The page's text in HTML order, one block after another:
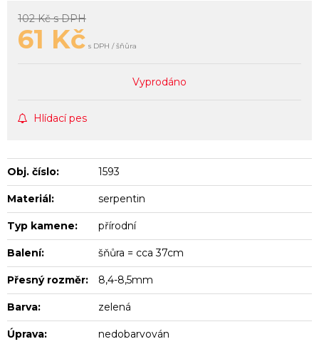
102 Kčs DPH
61 Kč s DPH / šňůra
Vyprodáno
Hlídací pes
Obj. číslo: 1593
Materiál: serpentin
Typ kamene: přírodní
Balení: šňůra = cca 37cm
Přesný rozměr: 8,4-8,5mm
Barva: zelená
Úprava: nedobarvován